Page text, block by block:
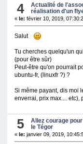
4 Actualité de
réalisation d'un
« le: février 10, 2019,
Salut
Tu cherches quelqu'un
(pour être sûr)
Peut-être qu'on pourrait
ubuntu-fr, (linuxfr ?) ?
Si même payant, dis moi
enverrai, prix max.... etc),
5 Allez courage
le Tégor
« le: janvier 09, 2019,